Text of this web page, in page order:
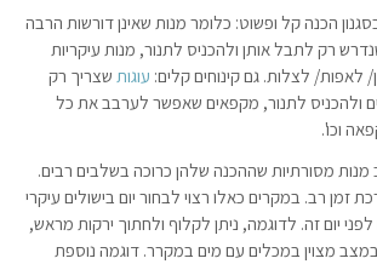
הכנה קל ופשוט: כלומר מנות שאינן דורשות הרבה
רק לתבל אותן ולהכניס לתנור, מנות עיקריות
לאפות/ לצלות. גם קינוחים קלים: עוגות שצריך רק
ולהכניס לתנור, מקפאים שאפשר לערבב את כל
וכו'.
מנות מסורתיות שההכנה שלהן כרוכה בשלבים רבים.
זמן רב. במקרים כאלו רצוי לבחור יום בישולים עיקרי
יום זה. לדוגמה, ניתן לקלוף ולחתוך ירקות מראש,
במצב מצוין במכלים עם מים במקרר. דוגמה נוספת